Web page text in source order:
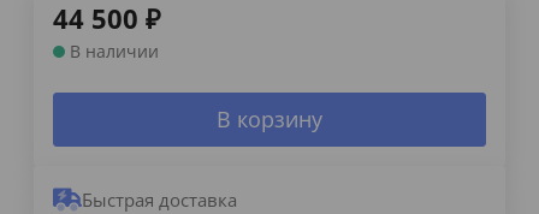
44 500 ₽
В наличии
В корзину
Быстрая доставка